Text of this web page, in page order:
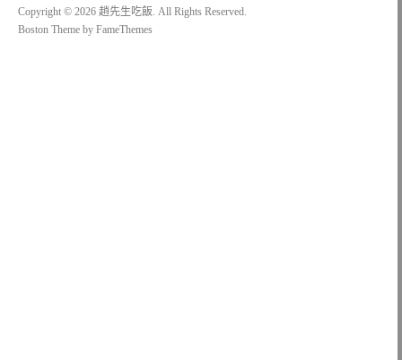
Copyright © 2026 趙先生吃飯. All Rights Reserved.
Boston Theme by FameThemes